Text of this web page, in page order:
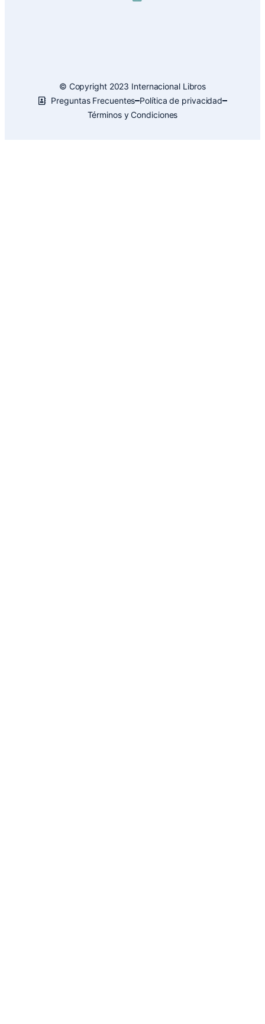
© Copyright 2023 Internacional Libros
Preguntas Frecuentes Política de privacidad
Términos y Condiciones